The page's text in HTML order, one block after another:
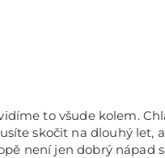
to všude kolem.
skočit na dlouhý let,
není jen dobrý nápad